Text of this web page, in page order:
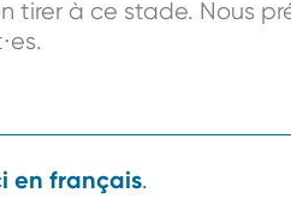
tirer à ce stade. Nous
en français.